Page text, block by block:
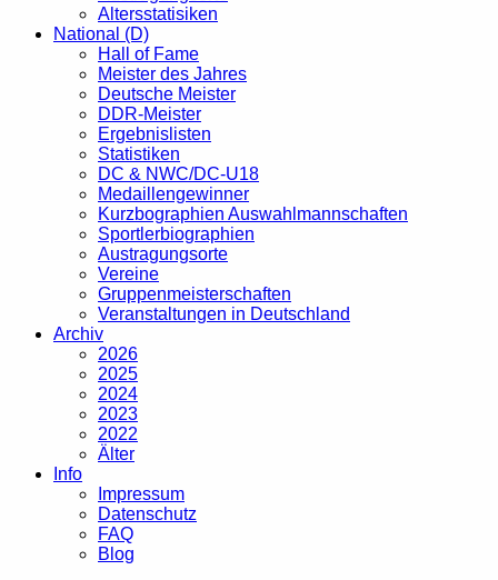
Altersstatisiken
National (D)
Hall of Fame
Meister des Jahres
Deutsche Meister
DDR-Meister
Ergebnislisten
Statistiken
DC & NWC/DC-U18
Medaillengewinner
Kurzbographien Auswahlmannschaften
Sportlerbiographien
Austragungsorte
Vereine
Gruppenmeisterschaften
Veranstaltungen in Deutschland
Archiv
2026
2025
2024
2023
2022
Älter
Info
Impressum
Datenschutz
FAQ
Blog